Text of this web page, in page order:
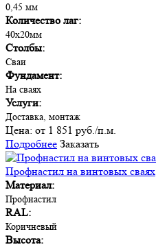
0,45 мм
Количество лаг:
40х20мм
Столбы:
Сваи
Фундамент:
На сваях
Услуги:
Доставка, монтаж
Цена: от 1 851 руб./п.м.
Подробнее Заказать
Профнастил на винтовых сваях
Материал:
Профнастил
RAL:
Коричневый
Высота: